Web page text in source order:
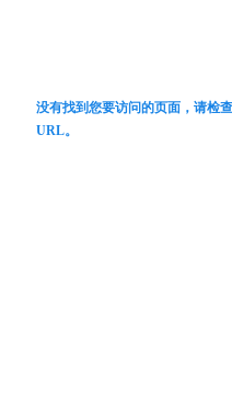
没有找到您要访问的页面，请检
URL。